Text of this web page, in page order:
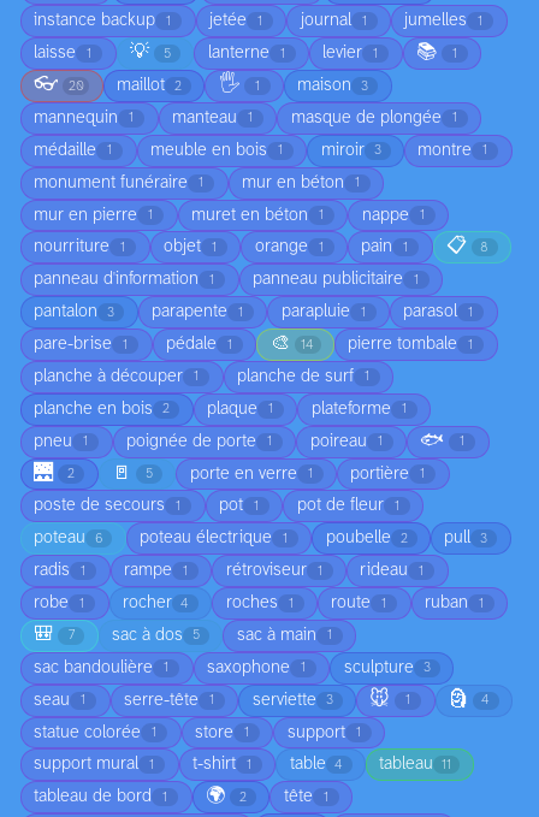
instance backup 1 jetée 1 journal 1 jumelles 1
laisse 1 💡 5 lanterne 1 levier 1 📚 1
👓 20 maillot 2 🖐️ 1 maison 3
mannequin 1 manteau 1 masque de plongée 1
médaille 1 meuble en bois 1 miroir 3 montre 1
monument funéraire 1 mur en béton 1
mur en pierre 1 muret en béton 1 nappe 1
nourriture 1 objet 1 orange 1 pain 1 📋 8
panneau d'information 1 panneau publicitaire 1
pantalon 3 parapente 1 parapluie 1 parasol 1
pare-brise 1 pédale 1 🎨 14 pierre tombale 1
planche à découper 1 planche de surf 1
planche en bois 2 plaque 1 plateforme 1
pneu 1 poignée de porte 1 poireau 1 🐟 1
🌉 2 🚪 5 porte en verre 1 portière 1
poste de secours 1 pot 1 pot de fleur 1
poteau 6 poteau électrique 1 poubelle 2 pull 3
radis 1 rampe 1 rétroviseur 1 rideau 1
robe 1 rocher 4 roches 1 route 1 ruban 1
🎒 7 sac à dos 5 sac à main 1
sac bandoulière 1 saxophone 1 sculpture 3
seau 1 serre-tête 1 serviette 3 🐭 1 🗿 4
statue colorée 1 store 1 support 1
support mural 1 t-shirt 1 table 4 tableau 11
tableau de bord 1 🌍 2 tête 1